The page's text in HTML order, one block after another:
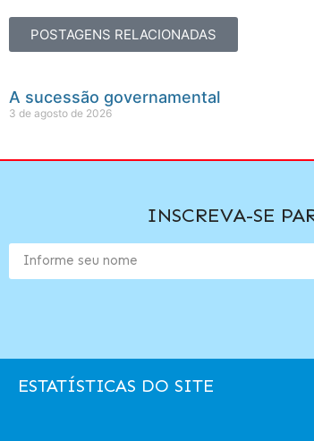
POSTAGENS RELACIONADAS
A sucessão governamental
3 de agosto de 2026
INSCREVA-SE
ESTATÍSTICAS DO SITE